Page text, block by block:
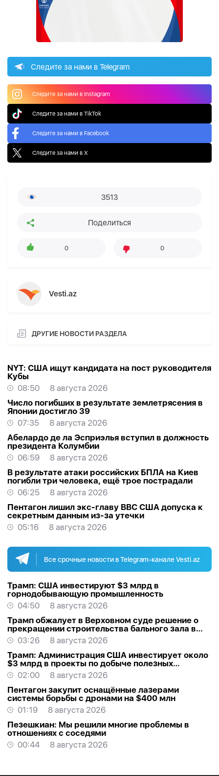
Следите за нами в Telegram
Следите за нами в Instagram
Следите за нами в TikTok
Следите за нами в Facebook
Следите за нами в X
3513
Поделиться
0 0
Vesti.az
ДРУГИЕ НОВОСТИ РАЗДЕЛА
NYT: США ищут кандидата на пост руководителя
Кубы
08:50
8 августа 2026
Число погибших в результате землетрясения в
Японии достигло 39
07:35
8 августа 2026
Абелардо де ла Эсприэлья вступил в должность
президента Колумбии
06:59
8 августа 2026
В результате атаки российских БПЛА на Киев
погибли три человека, ещё трое пострадали
06:25
8 августа 2026
Пентагон лишил экс-главу ВВС США допуска к
секретным данным из-за утечки
05:16
8 августа 2026
Все срочные новости в Telegram-канале Vesti.az
Трамп: США инвестируют $3 млрд в
горнодобывающую промышленность
04:50
8 августа 2026
Трамп обжалует в Верховном суде решение о
прекращении строительства бального зала в
Белом доме
03:26
8 августа 2026
Трамп: Администрация США инвестирует около
$3 млрд в проекты по добыче полезных
ископаемых
02:00
8 августа 2026
Пентагон закупит оснащённые лазерами
системы борьбы с дронами на $400 млн
01:19
8 августа 2026
Пезешкиан: Мы решили многие проблемы в
отношениях с соседями
00:44
8 августа 2026